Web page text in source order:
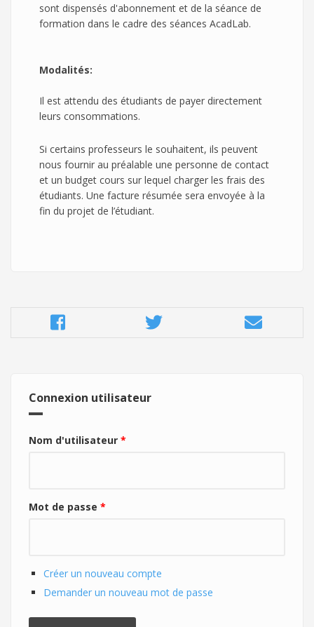
sont dispensés d'abonnement et de la séance de
formation dans le cadre des séances AcadLab.
Modalités:
Il est attendu des étudiants de payer directement
leurs consommations.
Si certains professeurs le souhaitent, ils peuvent
nous fournir au préalable une personne de contact
et un budget cours sur lequel charger les frais des
étudiants. Une facture résumée sera envoyée à la
fin du projet de l’étudiant.
Connexion utilisateur
Nom d'utilisateur *
Mot de passe *
Créer un nouveau compte
Demander un nouveau mot de passe